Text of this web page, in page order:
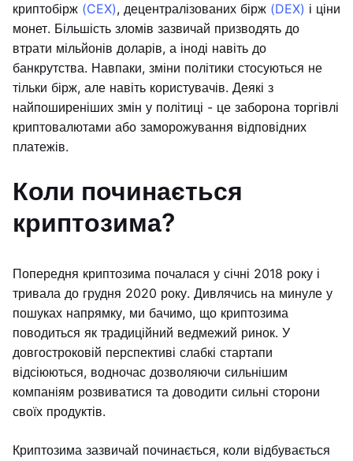
криптобірж (CEX), децентралізованих бірж (DEX) і ціни
монет. Більшість зломів зазвичай призводять до
втрати мільйонів доларів, а іноді навіть до
банкрутства. Навпаки, зміни політики стосуються не
тільки бірж, але навіть користувачів. Деякі з
найпоширеніших змін у політиці - це заборона торгівлі
криптовалютами або заморожування відповідних
платежів.
Коли починається
криптозима?
Попередня криптозима почалася у січні 2018 року і
тривала до грудня 2020 року. Дивлячись на минуле у
пошуках напрямку, ми бачимо, що криптозима
поводиться як традиційний ведмежий ринок. У
довгостроковій перспективі слабкі стартапи
відсіюються, водночас дозволяючи сильнішим
компаніям розвиватися та доводити сильні сторони
своїх продуктів.
Криптозима зазвичай починається, коли відбувається